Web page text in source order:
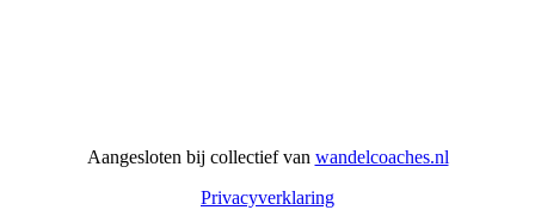
Aangesloten bij collectief van wandelcoaches.nl
Privacyverklaring